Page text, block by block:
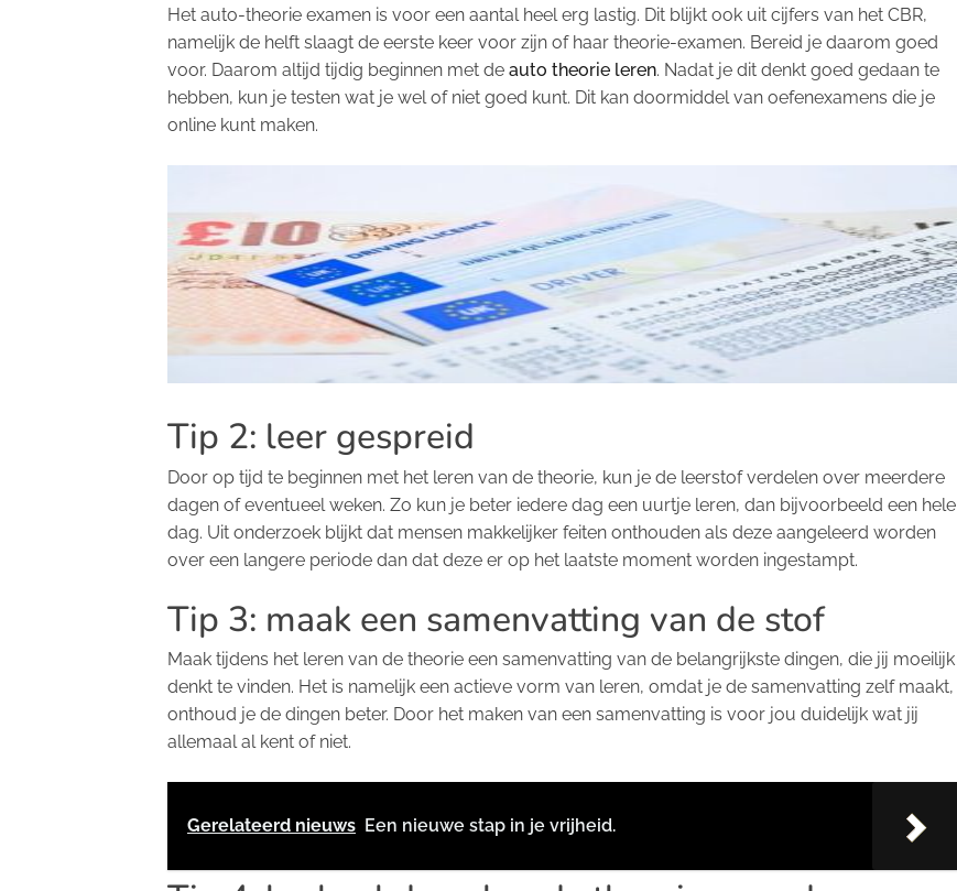
Het auto-theorie examen is voor een aantal heel erg lastig. Dit blijkt ook uit cijfers van het CBR,
namelijk de helft slaagt de eerste keer voor zijn of haar theorie-examen. Bereid je daarom goed
voor. Daarom altijd tijdig beginnen met de auto theorie leren. Nadat je dit denkt goed gedaan te
hebben, kun je testen wat je wel of niet goed kunt. Dit kan doormiddel van oefenexamens die je
online kunt maken.
Tip 2: leer gespreid
Door op tijd te beginnen met het leren van de theorie, kun je de leerstof verdelen over meerdere
dagen of eventueel weken. Zo kun je beter iedere dag een uurtje leren, dan bijvoorbeeld een hele
dag. Uit onderzoek blijkt dat mensen makkelijker feiten onthouden als deze aangeleerd worden
over een langere periode dan dat deze er op het laatste moment worden ingestampt.
Tip 3: maak een samenvatting van de stof
Maak tijdens het leren van de theorie een samenvatting van de belangrijkste dingen, die jij moeilijk
denkt te vinden. Het is namelijk een actieve vorm van leren, omdat je de samenvatting zelf maakt,
onthoud je de dingen beter. Door het maken van een samenvatting is voor jou duidelijk wat jij
allemaal al kent of niet.
Gerelateerd nieuws Een nieuwe stap in je vrijheid.